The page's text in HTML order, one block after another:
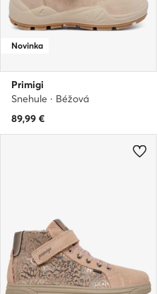
Novinka
Primigi
Snehule · Béžová
89,99 €